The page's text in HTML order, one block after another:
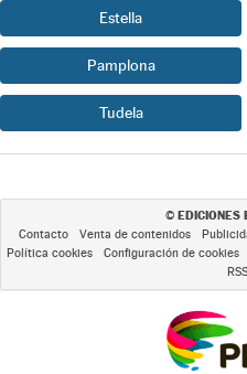
Estella
Pamplona
Tudela
© EDICIONES
Contacto Venta de contenidos
Política cookies
Configuración de cookies
RSS